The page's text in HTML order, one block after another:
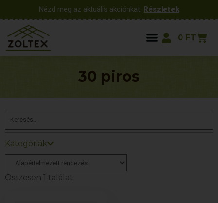
Nézd meg az aktuális akciónkat: Részletek
0 FT
30 piros
Kategóriák
Összesen 1 találat